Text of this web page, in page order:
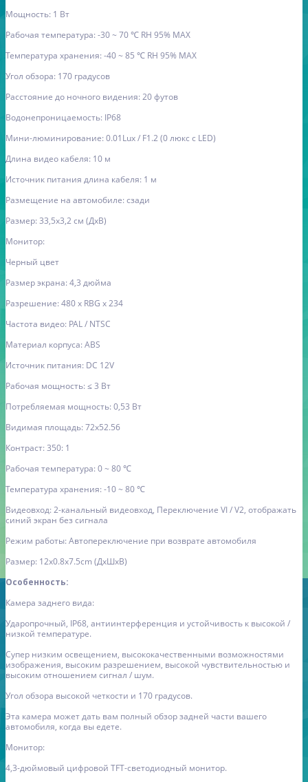
Мощность: 1 Вт
Рабочая температура: -30 ~ 70 ℃ RH 95% MAX
Температура хранения: -40 ~ 85 ℃ RH 95% MAX
Угол обзора: 170 градусов
Расстояние до ночного видения: 20 футов
Водонепроницаемость: IP68
Мини-люминирование: 0.01Lux / F1.2 (0 люкс с LED)
Длина видео кабеля: 10 м
Источник питания длина кабеля: 1 м
Размещение на автомобиле: сзади
Размер: 33,5x3,2 см (ДxВ)
Монитор:
Черный цвет
Размер экрана: 4,3 дюйма
Разрешение: 480 x RBG x 234
Частота видео: PAL / NTSC
Материал корпуса: ABS
Источник питания: DC 12V
Рабочая мощность: ≤ 3 Вт
Потребляемая мощность: 0,53 Вт
Видимая площадь: 72x52.56
Контраст: 350: 1
Рабочая температура: 0 ~ 80 ℃
Температура хранения: -10 ~ 80 ℃
Видеовход: 2-канальный видеовход, Переключение VI / V2, отображать
синий экран без сигнала
Режим работы: Автопереключение при возврате автомобиля
Размер: 12x0.8x7.5cm (ДxШxВ)
Особенность:
Камера заднего вида:
Ударопрочный, IP68, антиинтерференция и устойчивость к высокой /
низкой температуре.
Супер низким освещением, высококачественными возможностями
изображения, высоким разрешением, высокой чувствительностью и
высоким отношением сигнал / шум.
Угол обзора высокой четкости и 170 градусов.
Эта камера может дать вам полный обзор задней части вашего
автомобиля, когда вы едете.
Монитор:
4,3-дюймовый цифровой TFT-светодиодный монитор.